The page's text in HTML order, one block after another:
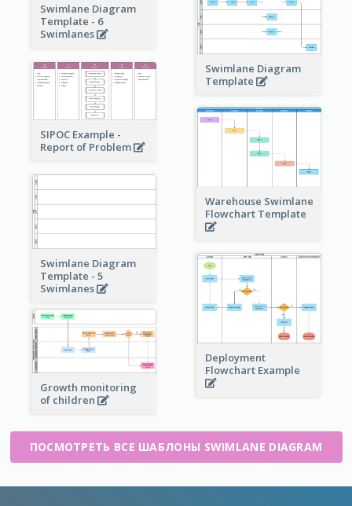
Swimlane Diagram
Template - 6
Swimlanes
Swimlane Diagram
Template
SIPOC Example -
Report of Problem
Warehouse Swimlane
Flowchart Template
Swimlane Diagram
Template - 5
Swimlanes
Deployment
Flowchart Example
Growth monitoring
of children
ПОСМОТРЕТЬ ВСЕ ШАБЛОНЫ SWIMLANE DIAGRAM